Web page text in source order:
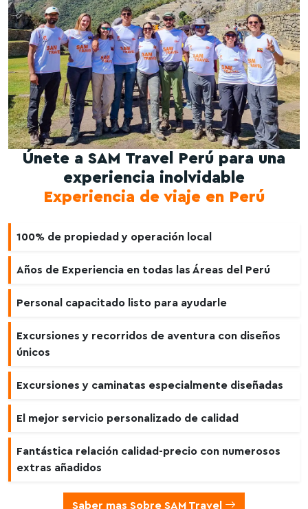
Únete a SAM Travel Perú para una
experiencia inolvidable
Experiencia de viaje en Perú
100% de propiedad y operación local
Años de Experiencia en todas las Áreas del Perú
Personal capacitado listo para ayudarle
Excursiones y recorridos de aventura con diseños
únicos
Excursiones y caminatas especialmente diseñadas
El mejor servicio personalizado de calidad
Fantástica relación calidad-precio con numerosos
extras añadidos
Saber mas Sobre SAM Travel